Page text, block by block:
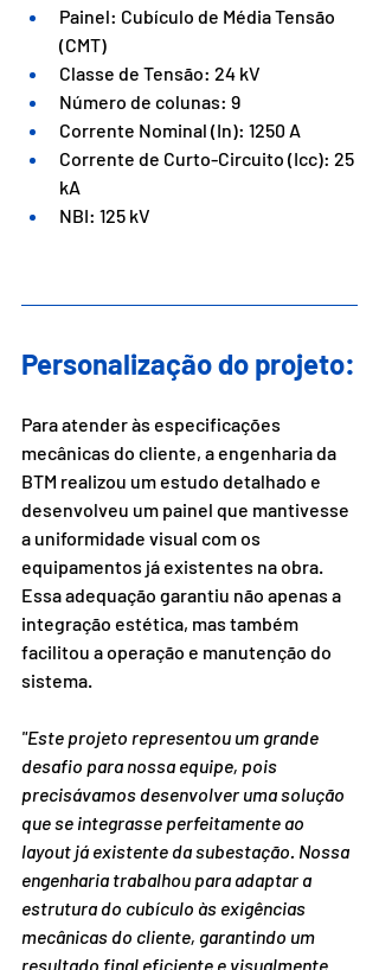
Painel: Cubículo de Média Tensão
(CMT)
Classe de Tensão: 24 kV
Número de colunas: 9
Corrente Nominal (In): 1250 A
Corrente de Curto-Circuito (Icc): 25
kA
NBI: 125 kV
Personalização do projeto:
Para atender às especificações
mecânicas do cliente, a engenharia da
BTM realizou um estudo detalhado e
desenvolveu um painel que mantivesse
a uniformidade visual com os
equipamentos já existentes na obra.
Essa adequação garantiu não apenas a
integração estética, mas também
facilitou a operação e manutenção do
sistema.
"Este projeto representou um grande
desafio para nossa equipe, pois
precisávamos desenvolver uma solução
que se integrasse perfeitamente ao
layout já existente da subestação. Nossa
engenharia trabalhou para adaptar a
estrutura do cubículo às exigências
mecânicas do cliente, garantindo um
resultado final eficiente e visualmente